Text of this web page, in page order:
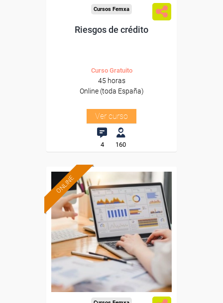
Cursos Femxa
Riesgos de crédito
Curso Gratuito
45 horas
Online (toda España)
Ver curso
4 160
ONLINE
Formación 100%
subvencionada.
Para desempleados,
trabajadores y autónomos.
Sector
-Información, Comunicación
y Artes Gráficas.